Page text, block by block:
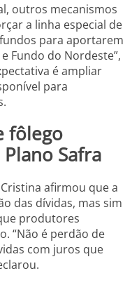
outros mecanismos
a linha especial de
para aportarem
Fundo do Nordeste”,
é ampliar
para
fôlego
Safra
afirmou que a
das dívidas, mas sim
produtores
“Não é perdão de
com juros que